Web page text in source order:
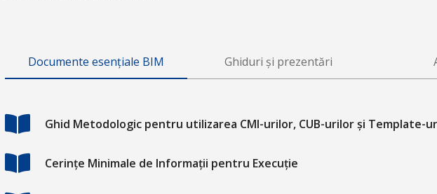
Documente esențiale BIM Ghiduri și prezentări
Ghid Metodologic pentru utilizarea CMI-urilor, CUB-urilor și Template-
Cerințe Minimale de Informații pentru Execuție